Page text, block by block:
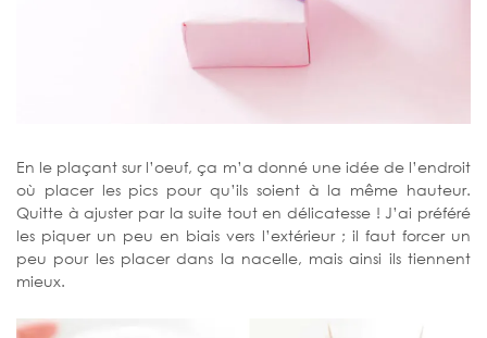
En le plaçant sur l’oeuf, ça m’a donné une idée de l’endroit
où placer les pics pour qu’ils soient à la même hauteur.
Quitte à ajuster par la suite tout en délicatesse ! J’ai préféré
les piquer un peu en biais vers l’extérieur ; il faut forcer un
peu pour les placer dans la nacelle, mais ainsi ils tiennent
mieux.